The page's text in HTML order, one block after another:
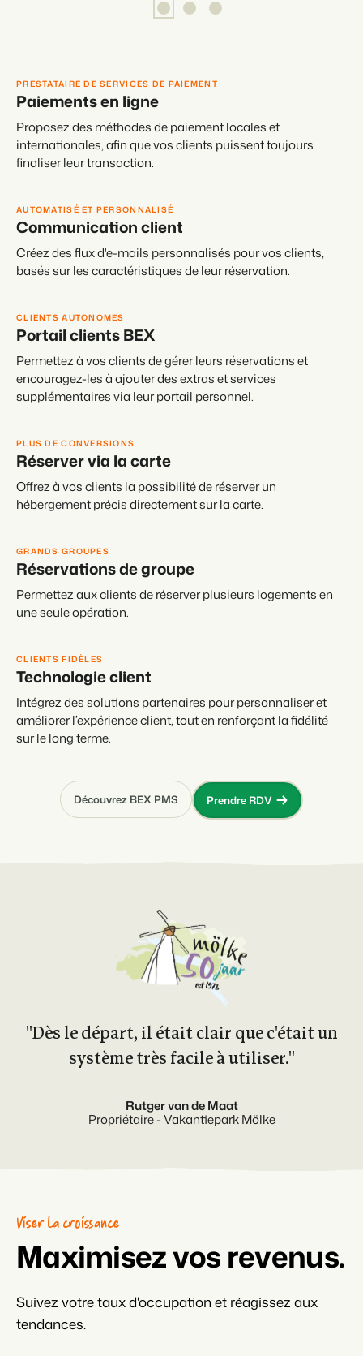
PRESTATAIRE DE SERVICES DE PAIEMENT
Paiements en ligne
Proposez des méthodes de paiement locales et
internationales, afin que vos clients puissent toujours
finaliser leur transaction.
AUTOMATISÉ ET PERSONNALISÉ
Communication client
Créez des flux d'e-mails personnalisés pour vos clients,
basés sur les caractéristiques de leur réservation.
CLIENTS AUTONOMES
Portail clients BEX
Permettez à vos clients de gérer leurs réservations et
encouragez-les à ajouter des extras et services
supplémentaires via leur portail personnel.
PLUS DE CONVERSIONS
Réserver via la carte
Offrez à vos clients la possibilité de réserver un
hébergement précis directement sur la carte.
GRANDS GROUPES
Réservations de groupe
Permettez aux clients de réserver plusieurs logements en
une seule opération.
CLIENTS FIDÈLES
Technologie client
Intégrez des solutions partenaires pour personnaliser et
améliorer l’expérience client, tout en renforçant la fidélité
sur le long terme.
Prendre RDV
Découvrez BEX PMS
''Dès le départ, il était clair que c'était un
système très facile à utiliser.''
Rutger van de Maat
Propriétaire - Vakantiepark Mölke
Viser la croissance
Maximisez vos revenus.
Suivez votre taux d'occupation et réagissez aux
tendances.